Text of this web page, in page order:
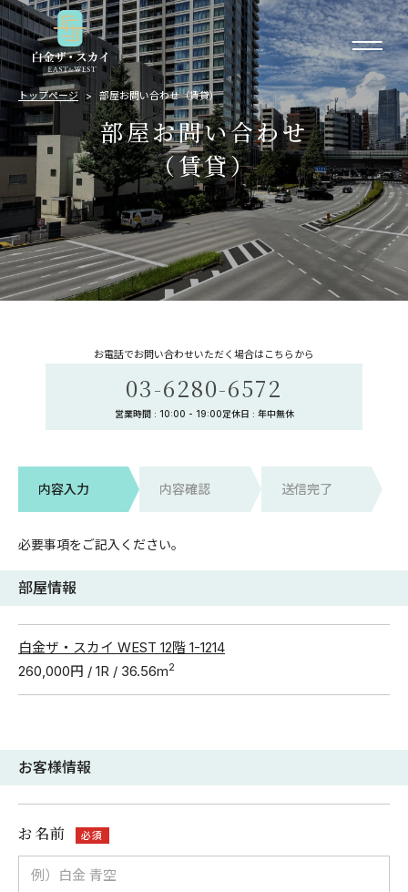
トップページ 部屋お問い合わせ（賃貸）
部屋お問い合わせ
（賃貸）
お電話でお問い合わせいただく場合はこちらから
03-6280-6572
営業時間 : 10:00 - 19:00定休日 : 年中無休
内容入力 内容確認 送信完了
必要事項をご記入ください。
部屋情報
白金ザ・スカイ WEST 12階 1-1214
260,000円 / 1R / 36.56m2
お客様情報
お名前 必須